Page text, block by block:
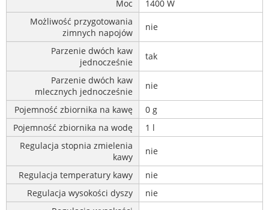
Moc
1400 W
Możliwość przygotowania
zimnych napojów
nie
Parzenie dwóch kaw
jednocześnie
tak
Parzenie dwóch kaw
mlecznych jednocześnie
nie
Pojemność zbiornika na kawę
0 g
Pojemność zbiornika na wodę
1 l
Regulacja stopnia zmielenia
kawy
nie
Regulacja temperatury kawy
nie
Regulacja wysokości dyszy
nie